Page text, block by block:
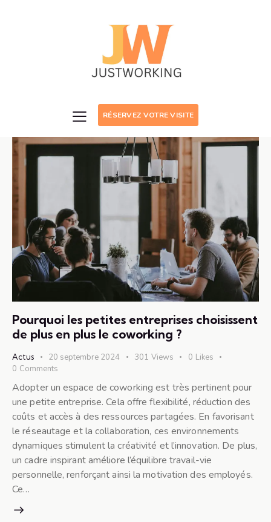
RÉSERVEZ VOTRE VISITE
Pourquoi les petites entreprises choisissent
de plus en plus le coworking ?
Actus 20 septembre 2024 301 Views 0 Likes
0 Comments
Adopter un espace de coworking est très pertinent pour
une petite entreprise. Cela offre flexibilité, réduction des
coûts et accès à des ressources partagées. En favorisant
le réseautage et la collaboration, ces environnements
dynamiques stimulent la créativité et l’innovation. De plus,
un cadre inspirant améliore l’équilibre travail-vie
personnelle, renforçant ainsi la motivation des employés.
Ce…